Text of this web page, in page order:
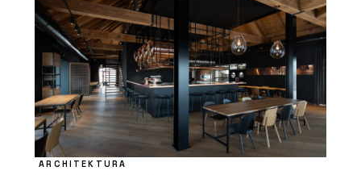
ARCHITEKTURA